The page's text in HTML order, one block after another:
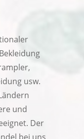
usw.
und
Der